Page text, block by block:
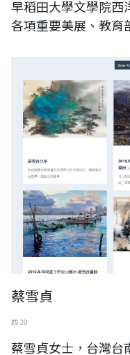
早稻田大學文學院西
各項重要美展、教育
蔡雪貞
四 28
蔡雪貞女士，台灣台